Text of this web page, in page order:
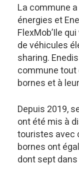
La commune
énergies et
FlexMob’Ile
de véhicules
sharing.
commune tout
bornes et à
Depuis 2019,
ont été mis à
touristes avec
bornes ont
dont sept